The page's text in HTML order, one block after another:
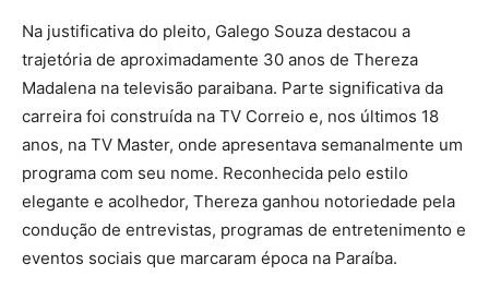
Na justificativa do pleito, Galego Souza destacou a
trajetória de aproximadamente 30 anos de Thereza
Madalena na televisão paraibana. Parte significativa da
carreira foi construída na TV Correio e, nos últimos 18
anos, na TV Master, onde apresentava semanalmente um
programa com seu nome. Reconhecida pelo estilo
elegante e acolhedor, Thereza ganhou notoriedade pela
condução de entrevistas, programas de entretenimento e
eventos sociais que marcaram época na Paraíba.